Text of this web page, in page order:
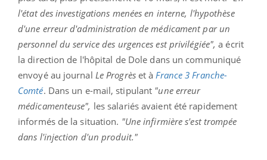
l'état des investigations menées en interne, l'hypothèse
d'une erreur d'administration de médicament par un
personnel du service des urgences est privilégiée", a écrit
la direction de l'hôpital de Dole dans un communiqué
envoyé au journal Le Progrèset àFrance 3 Franche-
Comté. Dans un e-mail, stipulant "une erreur
médicamenteuse", les salariés avaient été rapidement
informés de la situation. "Une infirmière s'est trompée
dans l'injection d'un produit."